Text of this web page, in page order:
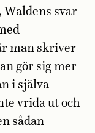
Waldens svar
man skriver
gör sig mer
i själva
vrida ut och
sådan